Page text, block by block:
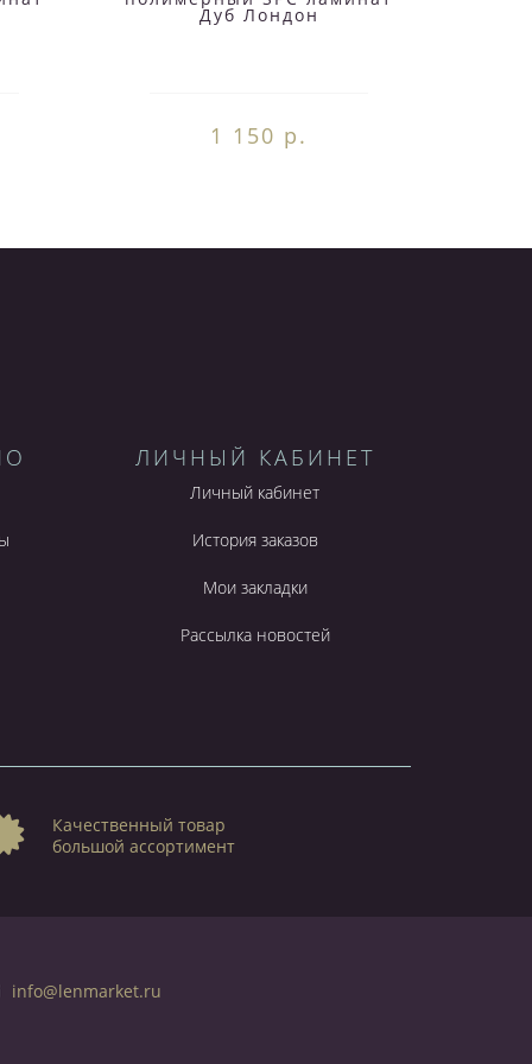
Дуб Лондон
1 150 р.
ЛИЧНЫЙ КАБИНЕТ
Личный кабинет
История заказов
Мои закладки
Рассылка новостей
Качественный товар
большой ассортимент
info@lenmarket.ru